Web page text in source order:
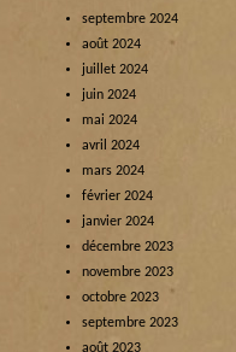
septembre 2024
août 2024
juillet 2024
juin 2024
mai 2024
avril 2024
mars 2024
février 2024
janvier 2024
décembre 2023
novembre 2023
octobre 2023
septembre 2023
août 2023